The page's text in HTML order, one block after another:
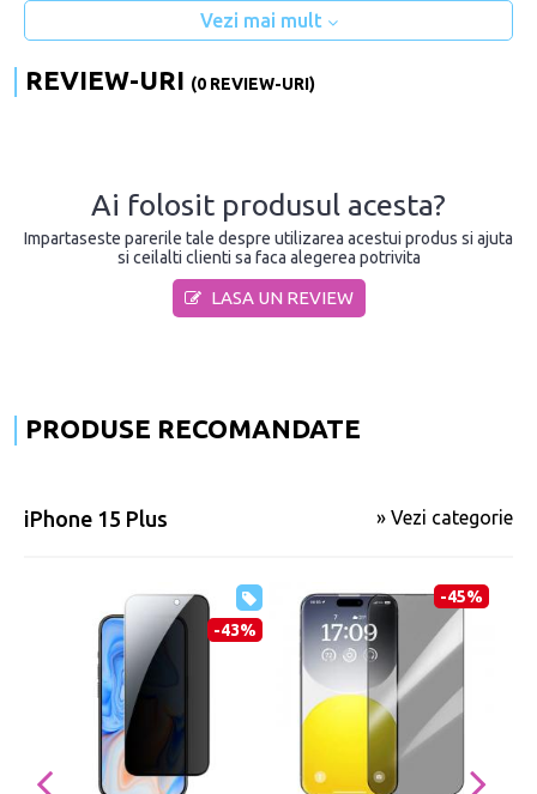
Vezi mai mult
REVIEW-URI (0 REVIEW-URI)
Ai folosit produsul acesta?
Impartaseste parerile tale despre utilizarea acestui produs si ajuta
si ceilalti clienti sa faca alegerea potrivita
LASA UN REVIEW
PRODUSE RECOMANDATE
iPhone 15 Plus » Vezi categorie
-43%
-45%